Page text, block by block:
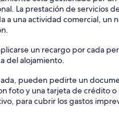
La prestación de servicios
a una actividad comercial, un
un recargo por cada
del alojamiento.
pueden pedirte un
foto y una tarjeta de crédito
para cubrir los gastos